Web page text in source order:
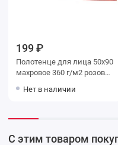
199 ₽
Полотенце для лица 50х90
махровое 360 г/м2 розовое
Нет в наличии
С этим товаром